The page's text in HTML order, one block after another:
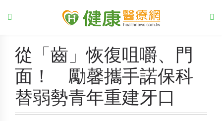
從「齒」恢復咀嚼、門
面！ 勵馨攜手諾保科
替弱勢青年重建牙口